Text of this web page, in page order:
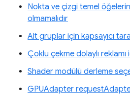
Nokta ve çizgi temel
olmamalıdır
Alt gruplar için kapsayıcı
Çoklu çekme dolaylı
Shader modülü derleme
GPUAdapter